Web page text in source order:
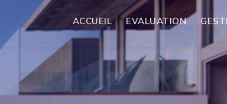
ACCUEIL EVALUATION